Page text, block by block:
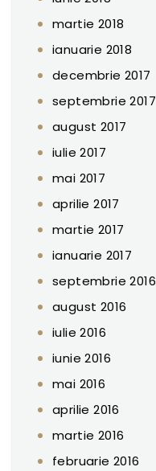
martie 2018
ianuarie 2018
decembrie 2017
septembrie 2017
august 2017
iulie 2017
mai 2017
aprilie 2017
martie 2017
ianuarie 2017
septembrie 2016
august 2016
iulie 2016
iunie 2016
mai 2016
aprilie 2016
martie 2016
februarie 2016